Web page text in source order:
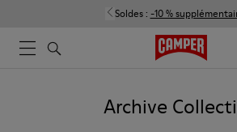
Soldes : -10 %
Archive